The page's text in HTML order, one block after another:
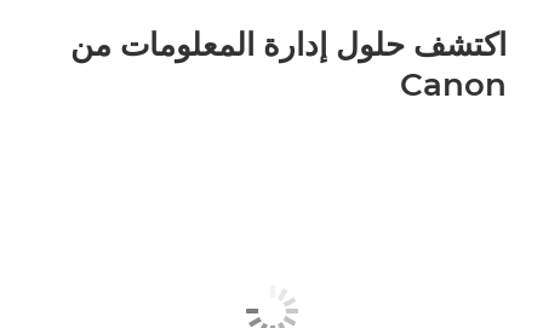
مركز المحتوى
اكتشف حلول إدارة المعلومات من
Canon